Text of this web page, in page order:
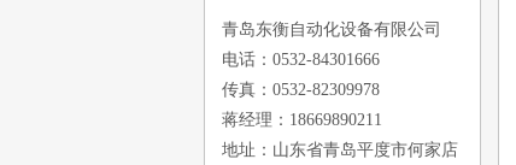
青岛东衡自动化设备有限公司
电话：0532-84301666
传真：0532-82309978
蒋经理：18669890211
地址：山东省青岛平度市何家店